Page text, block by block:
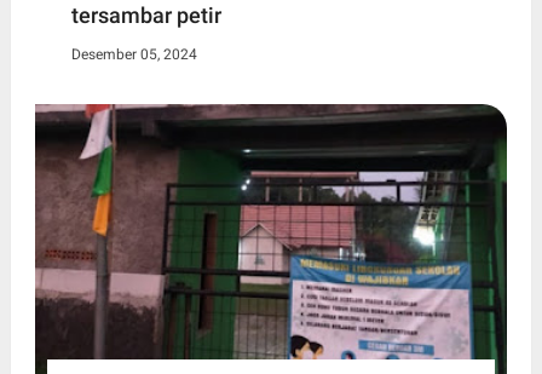
tersambar petir
Desember 05, 2024